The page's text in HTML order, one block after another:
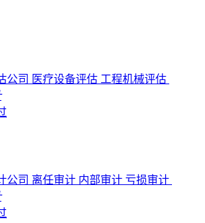
公司 医疗设备评估 工程机械评估
公司 离任审计 内部审计 亏损审计